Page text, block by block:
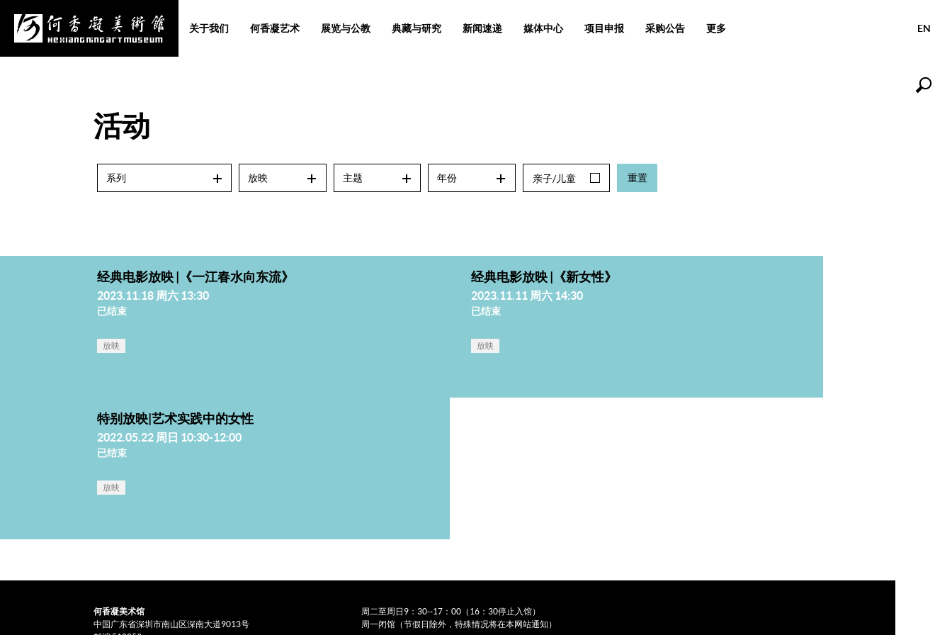
关于我们 何香凝艺术 展览与公教 典藏与研究 新闻速递 媒体中心 项目申报 采购公告 更多 EN
活动
系列 放映 主题 年份 亲子/儿童 重置
经典电影放映 |《一江春水向东流》
2023.11.18 周六 13:30
已结束
放映
经典电影放映 |《新女性》
2023.11.11 周六 14:30
已结束
放映
特别放映|艺术实践中的女性
2022.05.22 周日 10:30-12:00
已结束
放映
何香凝美术馆
中国广东省深圳市南山区深南大道9013号
周二至周日9：30--17：00（16：30停止入馆）
周一闭馆（节假日除外，特殊情况将在本网站通知）